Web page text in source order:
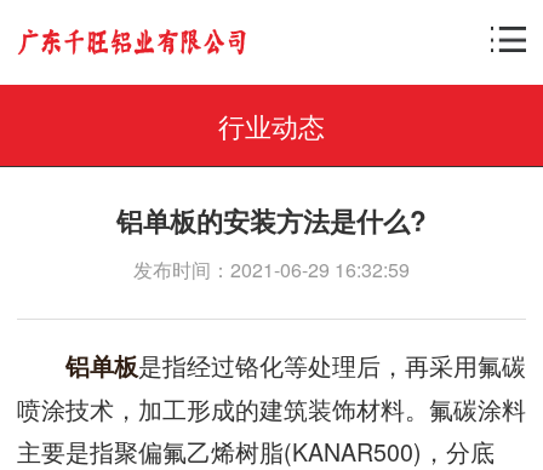
行业动态
铝单板的安装方法是什么?
发布时间：2021-06-29 16:32:59
铝单板是指经过铬化等处理后，再采用氟碳
喷涂技术，加工形成的建筑装饰材料。氟碳涂料
主要是指聚偏氟乙烯树脂(KANAR500)，分底